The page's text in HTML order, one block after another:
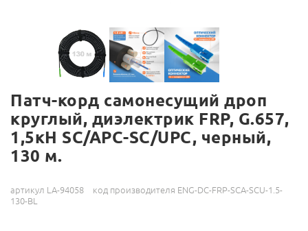
Патч-корд самонесущий дроп
круглый, диэлектрик FRP, G.657,
1,5кН SC/APC-SC/UPC, черный,
130 м.
артикул LA-94058
код производителя ENG-DC-FRP-SCA-SCU-1.5-
130-BL